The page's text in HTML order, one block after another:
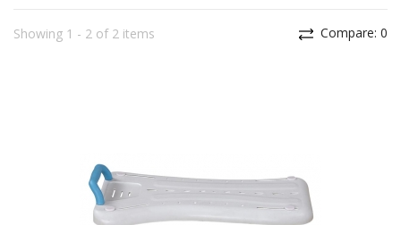
Compare: 0
Showing 1 - 2 of 2 items